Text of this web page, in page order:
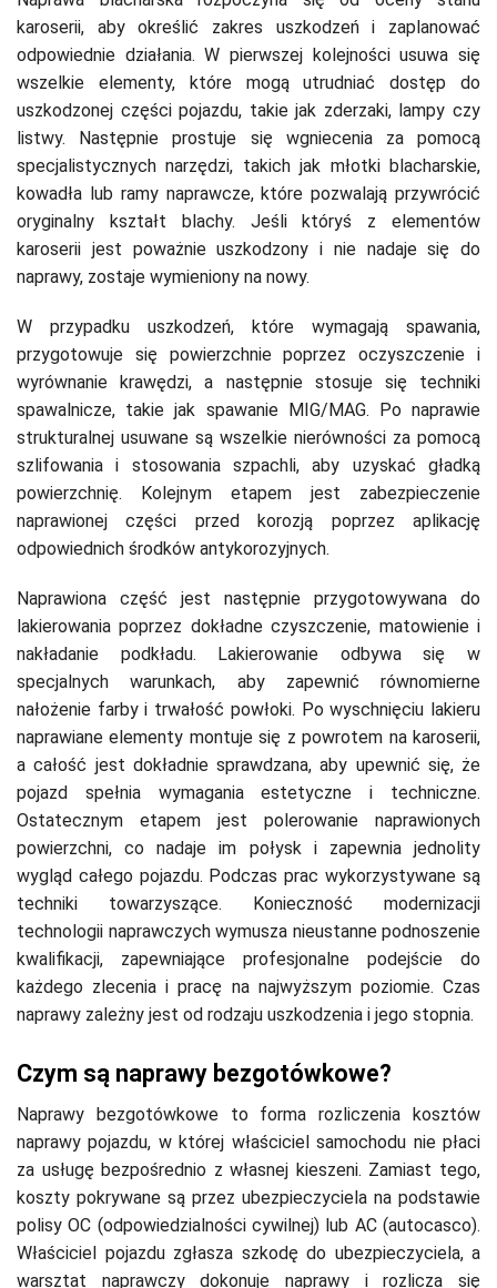
karoserii, aby określić zakres uszkodzeń i zaplanować
odpowiednie działania. W pierwszej kolejności usuwa się
wszelkie elementy, które mogą utrudniać dostęp do
uszkodzonej części pojazdu, takie jak zderzaki, lampy czy
listwy. Następnie prostuje się wgniecenia za pomocą
specjalistycznych narzędzi, takich jak młotki blacharskie,
kowadła lub ramy naprawcze, które pozwalają przywrócić
oryginalny kształt blachy. Jeśli któryś z elementów
karoserii jest poważnie uszkodzony i nie nadaje się do
naprawy, zostaje wymieniony na nowy.
W przypadku uszkodzeń, które wymagają spawania,
przygotowuje się powierzchnie poprzez oczyszczenie i
wyrównanie krawędzi, a następnie stosuje się techniki
spawalnicze, takie jak spawanie MIG/MAG. Po naprawie
strukturalnej usuwane są wszelkie nierówności za pomocą
szlifowania i stosowania szpachli, aby uzyskać gładką
powierzchnię. Kolejnym etapem jest zabezpieczenie
naprawionej części przed korozją poprzez aplikację
odpowiednich środków antykorozyjnych.
Naprawiona część jest następnie przygotowywana do
lakierowania poprzez dokładne czyszczenie, matowienie i
nakładanie podkładu. Lakierowanie odbywa się w
specjalnych warunkach, aby zapewnić równomierne
nałożenie farby i trwałość powłoki. Po wyschnięciu lakieru
naprawiane elementy montuje się z powrotem na karoserii,
a całość jest dokładnie sprawdzana, aby upewnić się, że
pojazd spełnia wymagania estetyczne i techniczne.
Ostatecznym etapem jest polerowanie naprawionych
powierzchni, co nadaje im połysk i zapewnia jednolity
wygląd całego pojazdu. Podczas prac wykorzystywane są
techniki towarzyszące. Konieczność modernizacji
technologii naprawczych wymusza nieustanne podnoszenie
kwalifikacji, zapewniające profesjonalne podejście do
każdego zlecenia i pracę na najwyższym poziomie. Czas
naprawy zależny jest od rodzaju uszkodzenia i jego stopnia.
Czym są naprawy bezgotówkowe?
Naprawy bezgotówkowe to forma rozliczenia kosztów
naprawy pojazdu, w której właściciel samochodu nie płaci
za usługę bezpośrednio z własnej kieszeni. Zamiast tego,
koszty pokrywane są przez ubezpieczyciela na podstawie
polisy OC (odpowiedzialności cywilnej) lub AC (autocasco).
Właściciel pojazdu zgłasza szkodę do ubezpieczyciela, a
warsztat naprawczy dokonuje naprawy i rozlicza się